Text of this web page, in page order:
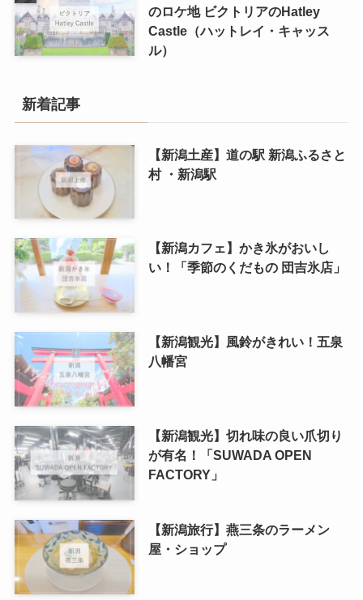
のロケ地 ビクトリアのHatley
Castle（ハットレイ・キャッス
ル）
新着記事
【新潟土産】道の駅 新潟ふるさと
村 ・新潟駅
【新潟カフェ】かき氷がおいし
い！「季節のくだもの 団吉氷店」
【新潟観光】風鈴がきれい！五泉
八幡宮
【新潟観光】切れ味の良い爪切り
が有名！「SUWADA OPEN
FACTORY」
【新潟旅行】燕三条のラーメン
屋・ショップ